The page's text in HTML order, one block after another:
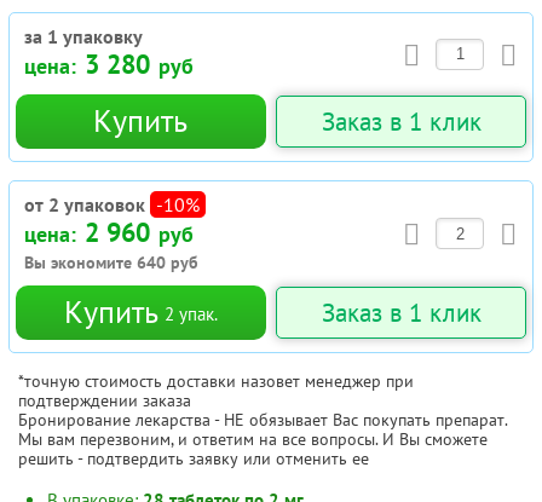
за 1 упаковку
цена: 3 280 руб
Купить Заказ в 1 клик
от 2 упаковок -10%
цена: 2 960 руб
Вы экономите 640 руб
Купить 2 упак. Заказ в 1 клик
*точную стоимость доставки назовет менеджер при
подтверждении заказа
Бронирование лекарства - НЕ обязывает Вас покупать препарат.
Мы вам перезвоним, и ответим на все вопросы. И Вы сможете
решить - подтвердить заявку или отменить ее